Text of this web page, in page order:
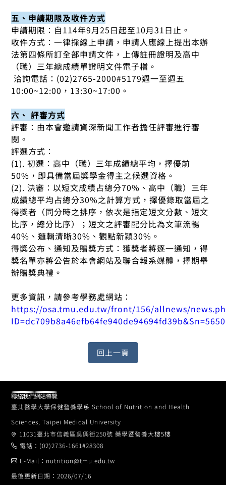
五、申請期限及收件方式
申請期限：自114年9月25日起至10月31日止。
收件方式：一律採線上申請，申請人應線上提出本辦
法第四條所訂全部申請文件，上傳註冊證明及高中
（職）三年總成績單證明文件電子檔。
洽詢電話：(02)2765-2000#5179週一至週五
10:00~12:00，13:30~17:00。
六、 評審方式
評審：由本會邀請資深新聞工作者擔任評審進行審
閱。
評選方式：
(1). 初選：高中（職）三年成績總平均，擇優前
50%，即具備當屆獎學金得主之候選資格。
(2). 決審：以短文成績占總分70%、高中（職）三年
成績總平均占總分30%之計算方式，擇優錄取當屆之
得獎者（同分時之排序，依次是指定短文分數、短文
比序，總分比序）；短文之評審配分比為文筆流暢
40%、邏輯清晰30%、觀點新穎30%。
得獎公布、通知及贈獎方式：獲獎者將逐一通知，得
獎名單亦將公告於本會網站及聯合報系媒體，擇期舉
辦贈獎典禮。
更多資訊，請參考學務處網站：
https://osa.tmu.edu.tw/front/156/allnews/
ID=dc709b8a46efb64fe940de94694fd39b&Sn=5650
臺北醫學大學保健營養學系 School of Nutrition and Health
Sciences, Taipei Medical University
11031臺北市信義區吳興街250號 藥學暨營養大樓5樓
電話：(02)2736-1661#28308
E-Mail：nutrition@tmu.edu.tw
最後更新日期：2026/07/16
聯絡我們網站導覽